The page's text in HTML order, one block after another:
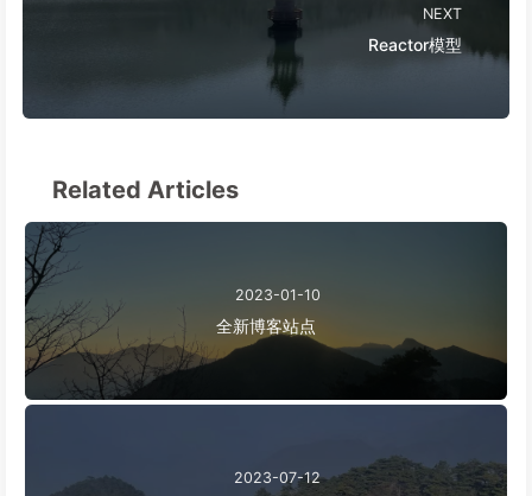
NEXT
Reactor模型
Related Articles
2023-01-10
全新博客站点
2023-07-12